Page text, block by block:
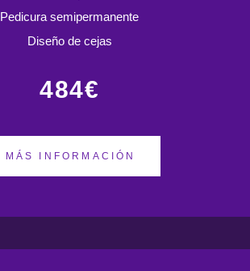
Pedicura semipermanente
Diseño de cejas
484€
MÁS INFORMACIÓN